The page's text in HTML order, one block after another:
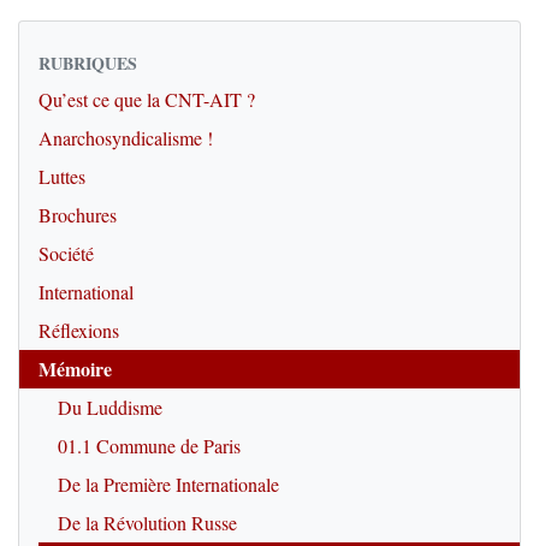
RUBRIQUES
Qu’est ce que la CNT-AIT ?
Anarchosyndicalisme !
Luttes
Brochures
Société
International
Réflexions
Mémoire
Du Luddisme
01.1 Commune de Paris
De la Première Internationale
De la Révolution Russe